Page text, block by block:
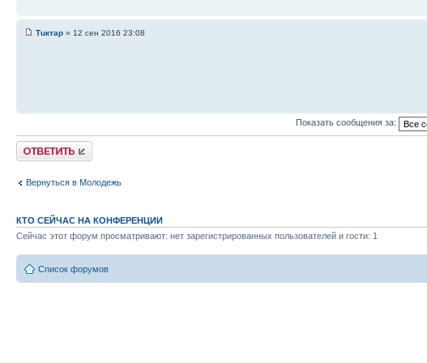
Тuктар » 12 сен 2016 23:08
Показать сообщения за:
Ответить
Вернуться в Молодежь
КТО СЕЙЧАС НА КОНФЕРЕНЦИИ
Сейчас этот форум просматривают: нет зарегистрированных пользователей и гости: 1
Список форумов